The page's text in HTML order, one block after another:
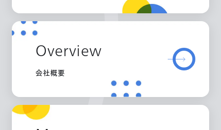
Overview
会社概要